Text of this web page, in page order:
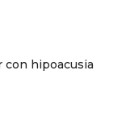
con hipoacusia